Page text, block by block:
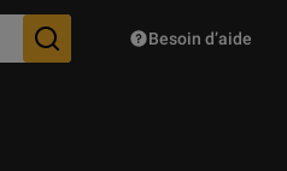
Des suggestions de
Besoin d’aide